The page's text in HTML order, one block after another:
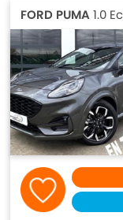
FORD PUMA1.0